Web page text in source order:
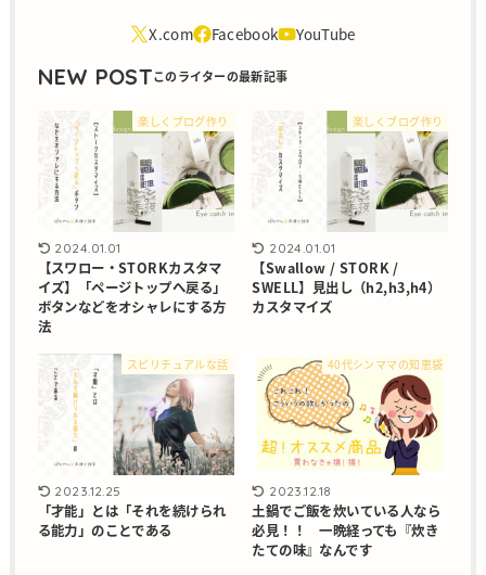
NEW POST
楽しくブログ作り
2024.01.01
【スワロー・STORKカスタマ
イズ】「ページトップへ戻る」
ボタンなどをオシャレにする方
法
楽しくブログ作り
2024.01.01
【Swallow / STORK /
SWELL】見出し（h2,h3,h4）
カスタマイズ
スピリチュアルな話
2023.12.25
「才能」とは「それを続けられ
る能力」のことである
40代シンママの知恵袋
2023.12.18
土鍋でご飯を炊いている人なら
必見！！ 一晩経っても『炊き
たての味』なんです